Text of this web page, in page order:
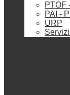
PTOF
PAI -
URP